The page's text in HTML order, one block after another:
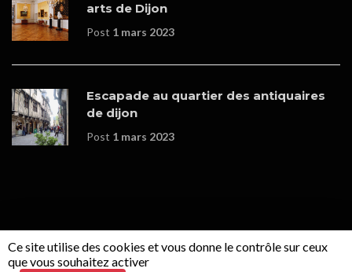
arts de Dijon
Post 1 mars 2023
Escapade au quartier des antiquaires
de dijon
Post 1 mars 2023
© Copyrights - Boutique en ligne réalisée parWOOPLEE
Ce site utilise des cookies et vous donne le contrôle sur ceux
que vous souhaitez activer